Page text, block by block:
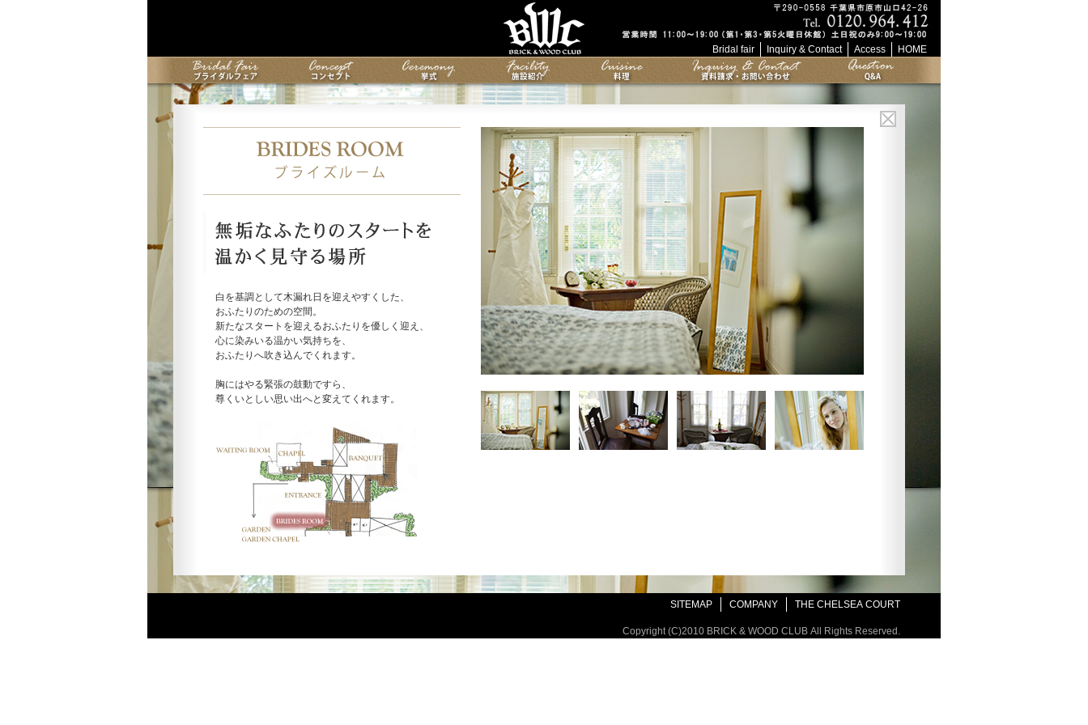
Bridal fair Inquiry & Contact Access HOME
白を基調として木漏れ日を迎えやすくした、
おふたりのための空間。
新たなスタートを迎えるおふたりを優しく迎え、
心に染みいる温かい気持ちを、
おふたりへ吹き込んでくれます。
胸にはやる緊張の鼓動ですら、
尊くいとしい思い出へと変えてくれます。
SITEMAP COMPANY THE CHELSEA COURT
Copyright (C)2010 BRICK & WOOD CLUB All Rights Reserved.